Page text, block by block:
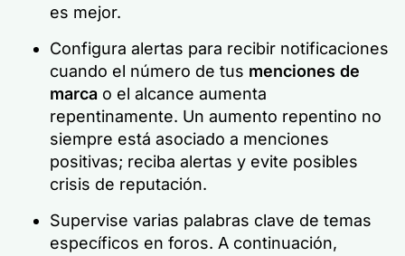
es mejor.
Configura alertas para recibir notificaciones
cuando el número de tus menciones de
marca o el alcance aumenta
repentinamente. Un aumento repentino no
siempre está asociado a menciones
positivas; reciba alertas y evite posibles
crisis de reputación.
Supervise varias palabras clave de temas
específicos en foros. A continuación,